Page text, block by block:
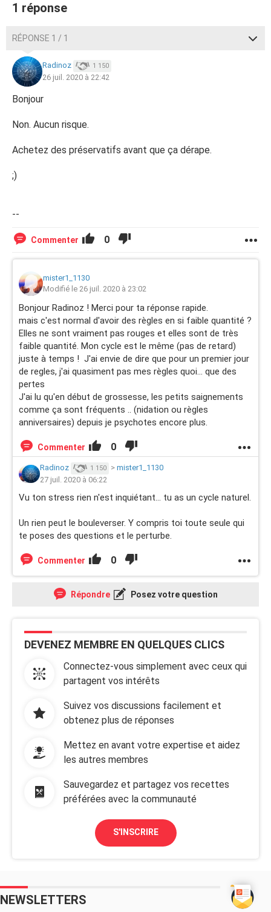
1 réponse
RÉPONSE 1 / 1
Radinoz 1 150
26 juil. 2020 à 22:42
Bonjour
Non. Aucun risque.
Achetez des préservatifs avant que ça dérape.
;)
--
Commenter 0
mister1_1130
Modifié le 26 juil. 2020 à 23:02
Bonjour Radinoz ! Merci pour ta réponse rapide.
mais c'est normal d'avoir des règles en si faible quantité ?
Elles ne sont vraiment pas rouges et elles sont de très
faible quantité. Mon cycle est le même (pas de retard)
juste à temps ! J'ai envie de dire que pour un premier jour
de regles, j'ai quasiment pas mes règles quoi... que des
pertes
J'ai lu qu'en début de grossesse, les petits saignements
comme ça sont fréquents .. (nidation ou règles
anniversaires) depuis je psychotes encore plus.
Commenter 0
Radinoz 1 150 > mister1_1130
27 juil. 2020 à 06:22
Vu ton stress rien n'est inquiétant... tu as un cycle naturel.
Un rien peut le bouleverser. Y compris toi toute seule qui
te poses des questions et le perturbe.
Commenter 0
Répondre Posez votre question
DEVENEZ MEMBRE EN QUELQUES CLICS
Connectez-vous simplement avec ceux qui
partagent vos intérêts
Suivez vos discussions facilement et
obtenez plus de réponses
Mettez en avant votre expertise et aidez
les autres membres
Sauvegardez et partagez vos recettes
préférées avec la communauté
S'INSCRIRE
NEWSLETTERS